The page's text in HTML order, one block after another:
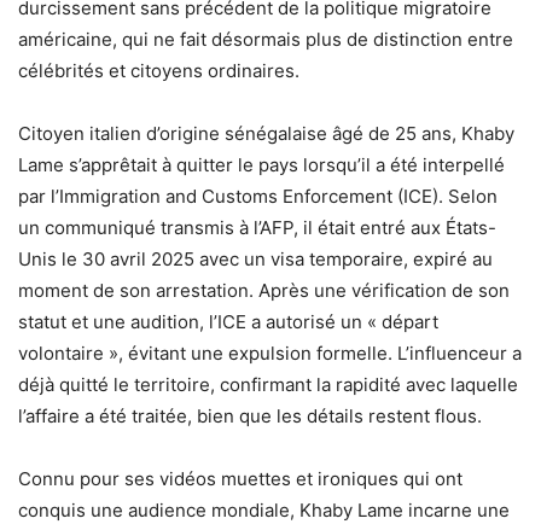
durcissement sans précédent de la politique migratoire
américaine, qui ne fait désormais plus de distinction entre
célébrités et citoyens ordinaires.
Citoyen italien d’origine sénégalaise âgé de 25 ans, Khaby
Lame s’apprêtait à quitter le pays lorsqu’il a été interpellé
par l’Immigration and Customs Enforcement (ICE). Selon
un communiqué transmis à l’AFP, il était entré aux États-
Unis le 30 avril 2025 avec un visa temporaire, expiré au
moment de son arrestation. Après une vérification de son
statut et une audition, l’ICE a autorisé un « départ
volontaire », évitant une expulsion formelle. L’influenceur a
déjà quitté le territoire, confirmant la rapidité avec laquelle
l’affaire a été traitée, bien que les détails restent flous.
Connu pour ses vidéos muettes et ironiques qui ont
conquis une audience mondiale, Khaby Lame incarne une